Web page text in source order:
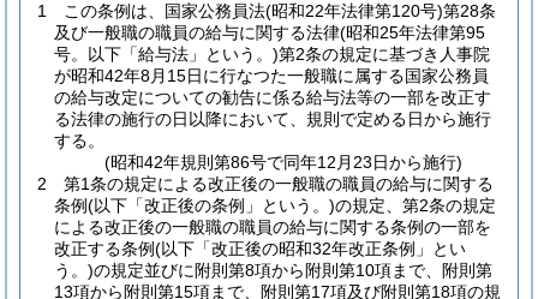
1
この条例は、国家公務員法(昭和22年法律第120号)第28条
及び一般職の職員の給与に関する法律(昭和25年法律第95
号。以下「給与法」という。)第2条の規定に基づき人事院
が昭和42年8月15日に行なつた一般職に属する国家公務員
の給与改定についての勧告に係る給与法等の一部を改正す
る法律の施行の日以降において、規則で定める日から施行
する。
(昭和42年規則第86号で同年12月23日から施行)
2
第1条の規定による改正後の一般職の職員の給与に関する
条例(以下「改正後の条例」という。)の規定、第2条の規定
による改正後の一般職の職員の給与に関する条例の一部を
改正する条例(以下「改正後の昭和32年改正条例」とい
う。)の規定並びに附則第8項から附則第10項まで、附則第
13項から附則第15項まで、附則第17項及び附則第18項の規